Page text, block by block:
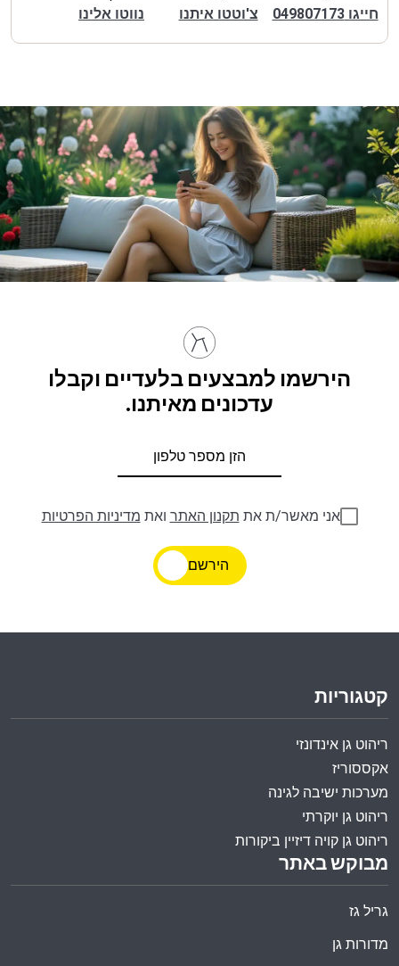
חייגו 049807173 צ'וטטו איתנו נווטו אלינו
הירשמו למבצעים בלעדיים וקבלו
עדכונים מאיתנו.
אני מאשר/ת את תקנון האתר ואת מדיניות הפרטיות
הירשם
מבוקש באתר
גריל גז
מדורות גן
קטגוריות
ריהוט גן אינדונזי
אקססוריז
מערכות ישיבה לגינה
ריהוט גן יוקרתי
ריהוט גן קויה דיזיין ביקורות